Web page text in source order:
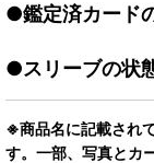
●鑑定済カード
●スリーブの状
※商品名に記載され
す。一部、写真とカ